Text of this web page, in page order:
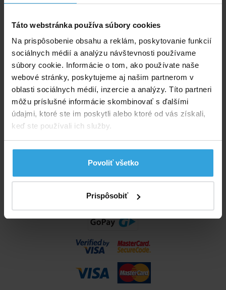
Táto webstránka používa súbory cookies
Na prispôsobenie obsahu a reklám, poskytovanie funkcií
sociálnych médií a analýzu návštevnosti používame
súbory cookie. Informácie o tom, ako používate naše
webové stránky, poskytujeme aj našim partnerom v
oblasti sociálnych médií, inzercie a analýzy. Títo partneri
môžu príslušné informácie skombinovať s ďalšími
údajmi, ktoré ste im poskytli alebo ktoré od vás získali,
keď ste používali ich služby.
Povoliť všetko
Prispôsobiť
môže sa zmeniť.
Poradíme vám!
info@bazenyshop.sk
02 2057 0035
Telefónne číslo neslúži na objednaní tovaru
Všetko o nákupe
Obchodné podmienky
Možnosti dopravy a platby
Reklamácie
Odstúpenie od zmluvy